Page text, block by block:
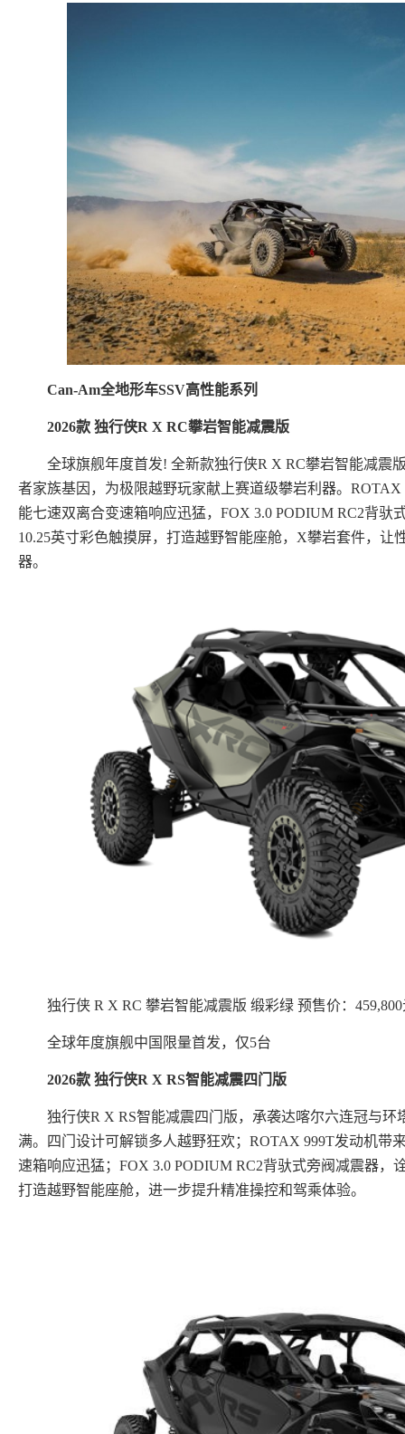
Can-Am全地形车SSV高性能系列
2026款 独行侠R X RC攀岩智能减震版
全球旗舰年度首发! 全新款独行侠R X RC攀岩智能减震
者家族基因，为极限越野玩家献上赛道级攀岩利器。
能七速双离合变速箱响应迅猛，FOX 3.0 PODIUM RC2背驮
10.25英寸彩色触摸屏，打造越野智能座舱，X攀岩套件，让
器。
独行侠 R X RC 攀岩智能减震版 缎彩绿 预售价：
全球年度旗舰中国限量首发，仅5台
2026款 独行侠R X RS智能减震四门版
独行侠R X RS智能减震四门版，承袭达喀尔六连冠与
满。四门设计可解锁多人越野狂欢；ROTAX 999T发动机带
速箱响应迅猛；FOX 3.0 PODIUM RC2背驮式旁阀减震器，
打造越野智能座舱，进一步提升精准操控和驾乘体验。